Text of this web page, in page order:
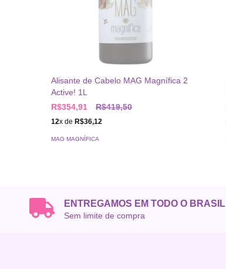
Alisante de Cabelo MAG Magnífica 2
Active! 1L
R$354,91
R$419,50
12x de R$36,12
MAG MAGNÍFICA
ENTREGAMOS EM TODO O BRASIL
Sem limite de compra